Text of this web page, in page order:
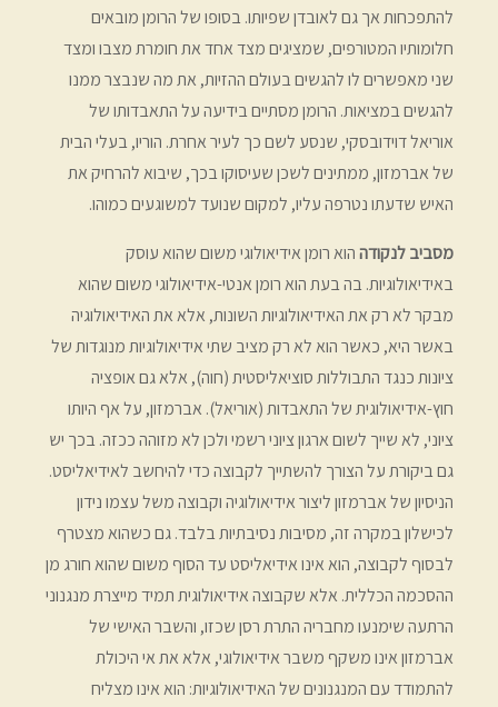
להתפכחות אך גם לאובדן שפיותו. בסופו של הרומן מובאים
חלומותיו המטורפים, שמציגים מצד אחד את חומרת מצבו ומצד
שני מאפשרים לו להגשים בעולם ההזיות, את מה שנבצר ממנו
להגשים במציאות. הרומן מסתיים בידיעה על התאבדותו של
אוריאל דוידובסקי, שנסע לשם כך לעיר אחרת. הוריו, בעלי הבית
של אברמזון, ממתינים לשכן שעיסוקו בכך, שיבוא להרחיק את
האיש שדעתו נטרפה עליו, למקום שנועד למשוגעים כמוהו.
מסביב לנקודההוא רומן אידיאולוגי משום שהוא עוסק
באידיאולוגיות. בה בעת הוא רומן אנטי-אידיאולוגי משום שהוא
מבקר לא רק את האידיאולוגיות השונות, אלא את האידיאולוגיה
באשר היא, כאשר הוא לא רק מציב שתי אידיאולוגיות מנוגדות של
ציונות כנגד התבוללות סוציאליסטית (חוה), אלא גם אופציה
חוץ-אידיאולוגית של התאבדות (אוריאל). אברמזון, על אף היותו
ציוני, לא שייך לשום ארגון ציוני רשמי ולכן לא מזוהה ככזה. בכך יש
גם ביקורת על הצורך להשתייך לקבוצה כדי להיחשב לאידיאליסט.
הניסיון של אברמזון ליצור אידיאולוגיה וקבוצה משל עצמו נידון
לכישלון במקרה זה, מסיבות נסיבתיות בלבד. גם כשהוא מצטרף
לבסוף לקבוצה, הוא אינו אידיאליסט עד הסוף משום שהוא חורג מן
ההסכמה הכללית. אלא שקבוצה אידיאולוגית תמיד מייצרת מנגנוני
הרתעה שימנעו מחבריה התרת רסן שכזו, והשבר האישי של
אברמזון אינו משקף משבר אידיאולוגי, אלא את אי היכולת
להתמודד עם המנגנונים של האידיאולוגיות: הוא אינו מצליח